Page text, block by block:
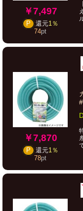
￥7,497
P 還元1％
74pt
￥7,870
P 還元1％
78pt